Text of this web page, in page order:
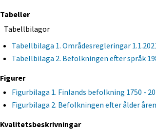
Tabeller
Tabellbilagor
Tabellbilaga 1. Områdesregleringar
Tabellbilaga 2. Befolkningen efter språk
Figurer
Figurbilaga 1. Finlands befolkning 1750 -
Figurbilaga 2. Befolkningen efter ålder åren
Kvalitetsbeskrivningar